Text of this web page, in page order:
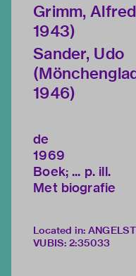
Grimm,
1943)
Sander, Udo
1946)
de
1969
Boek; ... p. ill.
Met biografie
Located in:
VUBIS: 2:35033